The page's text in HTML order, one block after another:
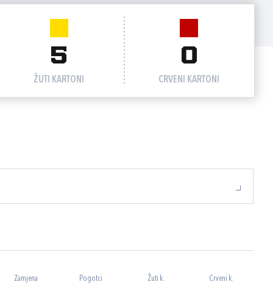
5
ŽUTI KARTONI
0
CRVENI KARTONI
Zamjena Pogotci Žuti k. Crveni k.